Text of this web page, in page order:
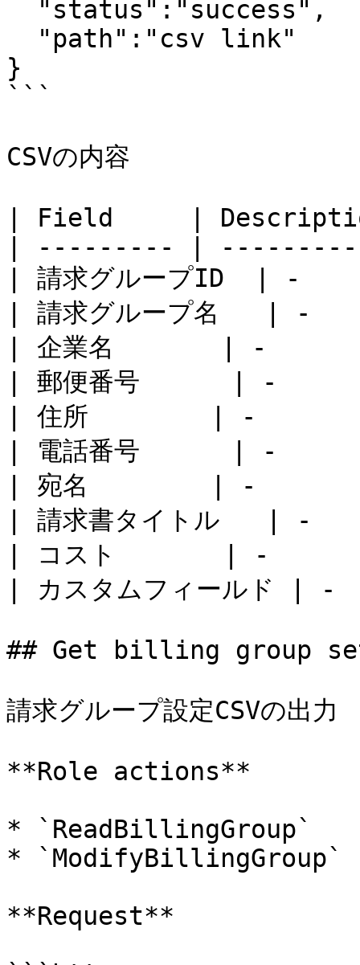
}
```
CSVの内容
| Field     |
| --------- |
| 請求グループID  |
| 請求グループ名   |
| 企業名       | -
| 郵便番号      | -
| 住所        | -
| 電話番号      | -
| 宛名        | -
| 請求書タイトル   |
| コスト       | -
| カスタムフィール
## Get billing group
請求グループ設定CSVの出力
**Role actions**
* `ReadBillingGroup`
* `ModifyBillingGroup`
**Request**